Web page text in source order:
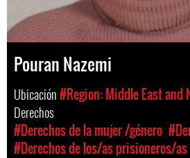
Pouran Nazemi
Ubicación#Region: Middle East and
Derechos
#Derechos de la mujer /género
#Derechos de los/as prisioneros/as